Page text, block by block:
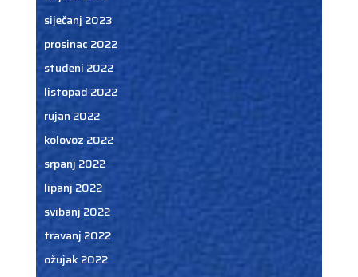
siječanj 2023
prosinac 2022
studeni 2022
listopad 2022
rujan 2022
kolovoz 2022
srpanj 2022
lipanj 2022
svibanj 2022
travanj 2022
ožujak 2022